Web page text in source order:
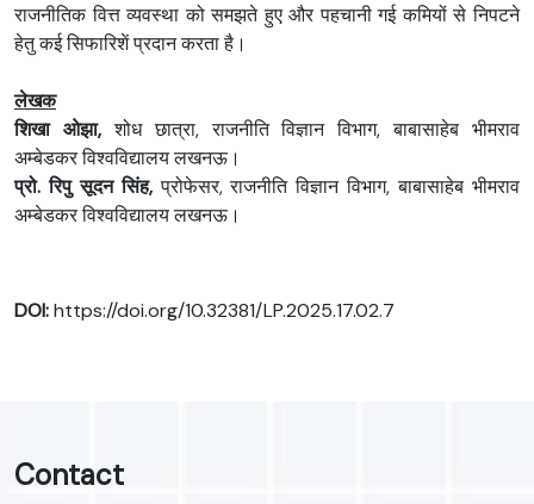
राजनीतिक वित्त व्यवस्था को समझते हुए और पहचानी गई कमियों से निपटने
हेतु कई सिफारिशें प्रदान करता है।
लेखक
शिखा ओझा,शोध छात्रा, राजनीति विज्ञान विभाग, बाबासाहेब भीमराव
अम्बेडकर विश्वविद्यालय लखनऊ।
प्रो. रिपु सूदन सिंह,प्रोफेसर, राजनीति विज्ञान विभाग, बाबासाहेब भीमराव
अम्बेडकर विश्वविद्यालय लखनऊ।
DOI:https://doi.org/10.32381/LP.2025.17.02.7
Contact